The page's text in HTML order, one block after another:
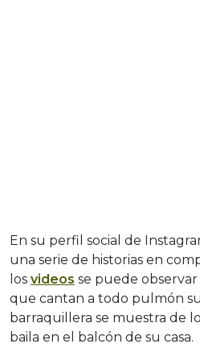
En su perfil social de
una serie de historias en
los videos se puede
que cantan a todo pulmón
barraquillera se muestra de
baila en el balcón de su casa.